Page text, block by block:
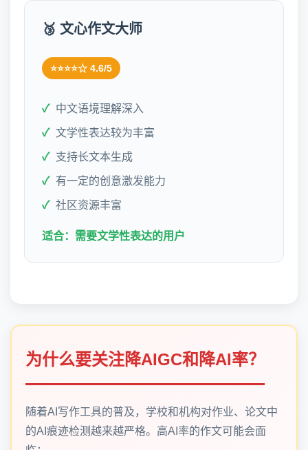
🥉 文心作文大师
⭐⭐⭐⭐☆ 4.6/5
中文语境理解深入
文学性表达较为丰富
支持长文本生成
有一定的创意激发能力
社区资源丰富
适合：需要文学性表达的用户
为什么要关注降AIGC和降AI率？
随着AI写作工具的普及，学校和机构对作业、论文中
的AI痕迹检测越来越严格。高AI率的作文可能会面